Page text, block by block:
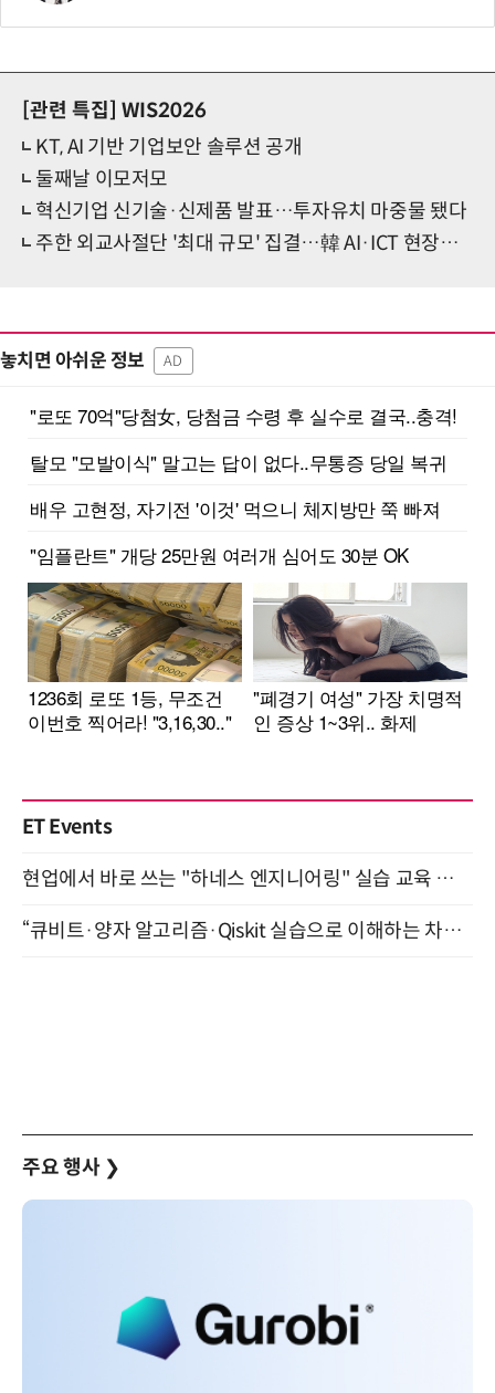
[관련 특집] WIS2026
KT, AI 기반 기업보안 솔루션 공개
둘째날 이모저모
혁신기업 신기술·신제품 발표…투자유치 마중물 됐다
주한 외교사절단 '최대 규모' 집결…韓 AI·ICT 현장서 협력 기회 모색
놓치면 아쉬운 정보 AD
ET Events
현업에서 바로 쓰는 "하네스 엔지니어링" 실습 교육 워크숍 8월 20일 개최
“큐비트·양자 알고리즘·Qiskit 실습으로 이해하는 차세대 컴퓨팅” (8/28)
주요 행사 ❯